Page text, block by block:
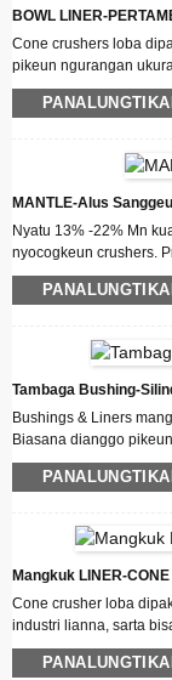
BOWL LINER-
Cone crushers loba
pikeun ngurangan
congcot crusher mantel
Mantel nyertakeun
Jeung mangkok liner
maké liner nu susunan
crusher congcot.
ngaronjatkeun efisiensi
jeung ngaminimalkeun
MANTLE-Alus
Nyatu 13% -22% Mn
nyocogkeun crushers.
sareng pertambangan
ulang!
direkayasa-ka-urutan,
anu diperyogikeun.
ngamankeun suku
Tambaga Bushing-
Bushings & Liners
Biasana dianggo
countershafts tina
crusher bushings na
témbok jero salila
Pamasangan anu teu
kualitas goréng bakal
crusher kualitas luhur
manjangkeun umur
Mangkuk LINER-
Cone crusher loba
industri lianna, sarta
térsiér jeung térsiér.
sanyawa congcot